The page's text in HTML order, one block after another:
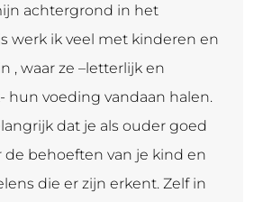
achtergrond in het
werk ik veel met kinderen en
, waar ze –letterlijk en
hun voeding vandaan halen.
dat je als ouder goed
de behoeften van je kind en
die er zijn erkent. Zelf in